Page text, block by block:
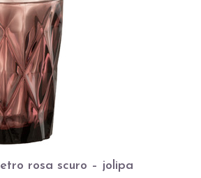
rosa scuro – jolipa